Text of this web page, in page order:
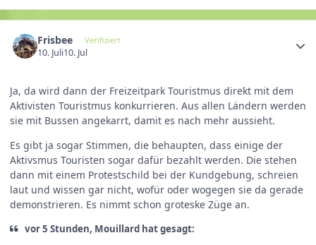
Frisbee Verifiziert
10. Juli10. Jul
Ja, da wird dann der Freizeitpark Touristmus direkt mit dem
Aktivisten Touristmus konkurrieren. Aus allen Ländern werden
sie mit Bussen angekarrt, damit es nach mehr aussieht.
Es gibt ja sogar Stimmen, die behaupten, dass einige der
Aktivsmus Touristen sogar dafür bezahlt werden. Die stehen
dann mit einem Protestschild bei der Kundgebung, schreien
laut und wissen gar nicht, wofür oder wogegen sie da gerade
demonstrieren. Es nimmt schon groteske Züge an.
vor 5 Stunden, Mouillard hat gesagt: